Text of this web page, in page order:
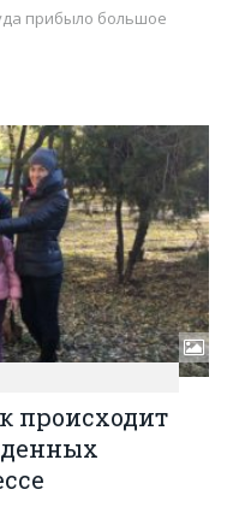
прибыло большое
происходит